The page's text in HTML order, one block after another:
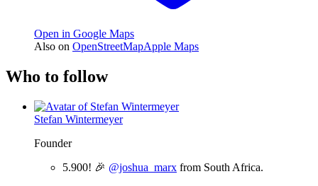
Open in Google Maps
Also on OpenStreetMapApple Maps
Who to follow
Stefan Wintermeyer
Founder
5.900! 🎉 @joshua_marx from South Africa.